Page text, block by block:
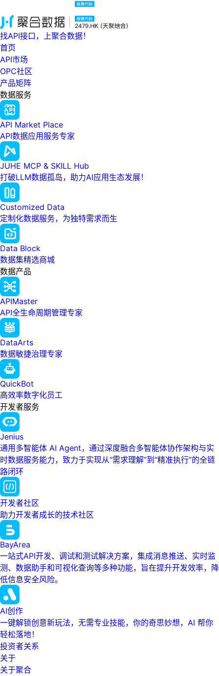
找API接口，上聚合数据！
首页
API市场
OPC社区
产品矩阵
数据服务
API Market Place
API数据应用服务专家
JUHE MCP & SKILL Hub
打破LLM数据孤岛，助力AI应用生态发展！
Customized Data
定制化数据服务，为独特需求而生
Data Block
数据集精选商城
数据产品
APIMaster
API全生命周期管理专家
DataArts
数据敏捷治理专家
QuickBot
高效率数字化员工
开发者服务
Jenius
通用多智能体 AI Agent，通过深度融合多智能体协作架构与实
时数据服务能力，致力于实现从“需求理解”到“精准执行”的全链
路闭环
开发者社区
助力开发者成长的技术社区
BayArea
一站式API开发、调试和测试解决方案，集成消息推送、实时监
测、数据助手和可视化查询等多种功能，旨在提升开发效率，降
低信息安全风险。
AI创作
一键解锁创意新玩法，无需专业技能，你的奇思妙想，AI 帮你
轻松落地！
投资者关系
关于
关于聚合